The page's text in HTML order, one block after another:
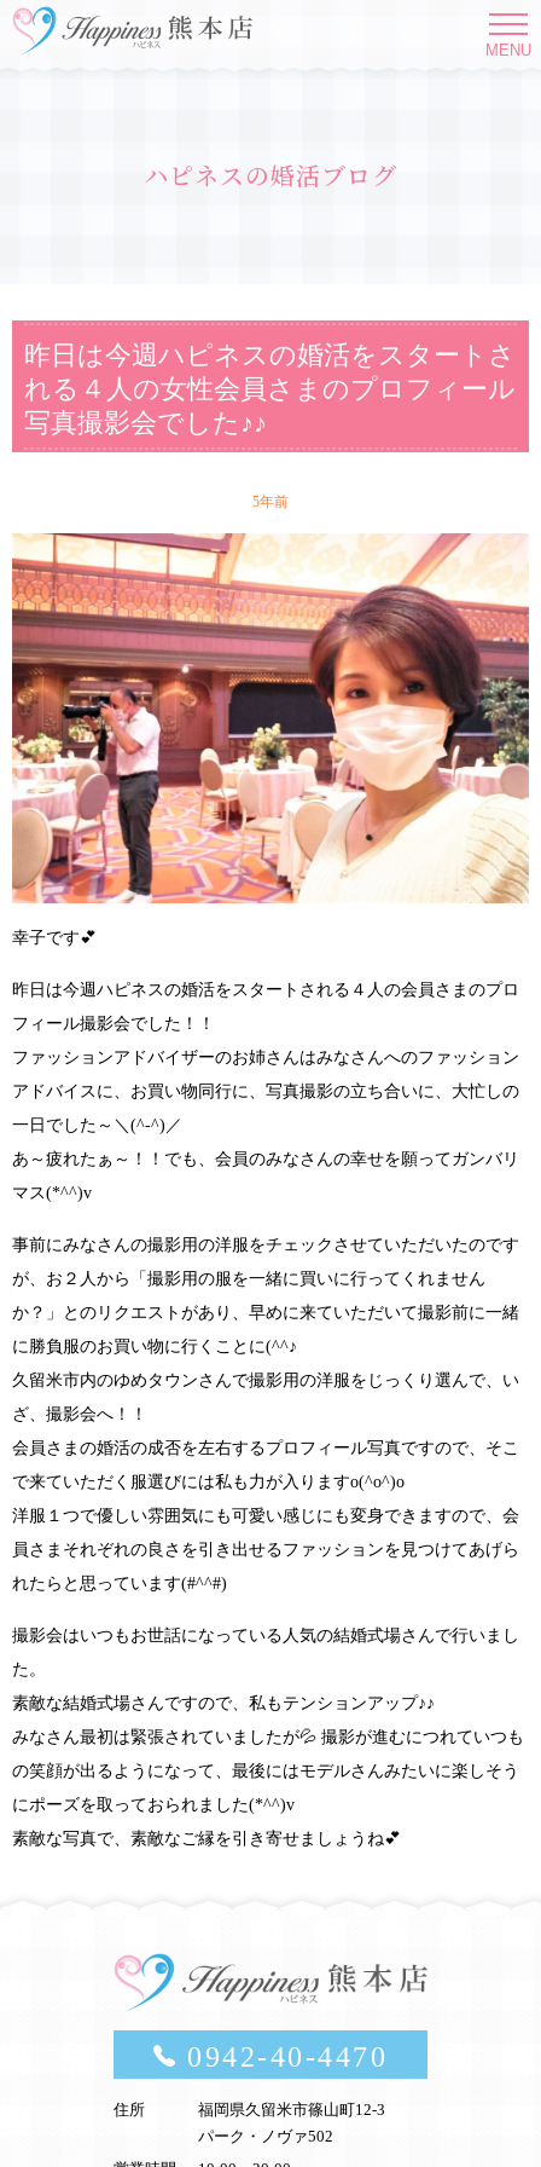
MENU
ハピネスの婚活ブログ
昨日は今週ハピネスの婚活をスタートさ
れる４人の女性会員さまのプロフィール
写真撮影会でした♪♪
5年前
幸子です💕
昨日は今週ハピネスの婚活をスタートされる４人の会員さまのプロ
フィール撮影会でした！！
ファッションアドバイザーのお姉さんはみなさんへのファッション
アドバイスに、お買い物同行に、写真撮影の立ち合いに、大忙しの
一日でした～ ＼(^-^)／
あ～疲れたぁ～！！でも、会員のみなさんの幸せを願ってガンバリ
マス(*^^)v
事前にみなさんの撮影用の洋服をチェックさせていただいたのです
が、お２人から
「撮影用の服を一緒に買いに行ってくれません
か？」
とのリクエストがあり、早めに来ていただいて撮影前に一緒
に勝負服のお買い物に行くことに(^^♪
久留米市内のゆめタウンさんで撮影用の洋服をじっくり選んで、い
ざ、撮影会へ！！
会員さまの婚活の成否を左右するプロフィール写真ですので、そこ
で来ていただく服選びには私も力が入りますo(^o^)o
洋服１つで優しい雰囲気にも可愛い感じにも変身できますので、会
員さまそれぞれの良さを引き出せるファッションを見つけてあげら
れたらと思っています(#^^#)
撮影会はいつもお世話になっている人気の結婚式場さんで行いまし
た。
素敵な結婚式場さんですので、私もテンションアップ♪♪
みなさん最初は緊張されていましたが💦 撮影が進むにつれていつも
の笑顔が出るようになって、最後にはモデルさんみたいに楽しそう
にポーズを取っておられました(*^^)v
素敵な写真で、素敵なご縁を引き寄せましょうね💕
0942-40-4470
住所
福岡県久留米市篠山町12-3
パーク・ノヴァ502